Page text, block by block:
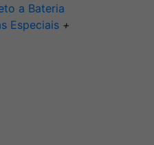
a Bateria
Especiais +